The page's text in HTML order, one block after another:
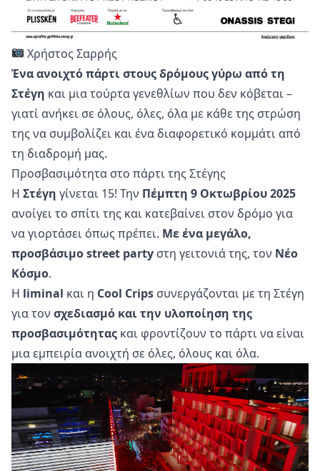
Χρήστος Σαρρής
Ένα ανοιχτό πάρτι στους δρόμους γύρω από τη
Στέγη και μια τούρτα γενεθλίων που δεν κόβεται –
γιατί ανήκει σε όλους, όλες, όλα με κάθε της στρώση
της να συμβολίζει και ένα διαφορετικό κομμάτι από
τη διαδρομή μας.
Προσβασιμότητα στο πάρτι της Στέγης
Η Στέγη γίνεται 15! Την Πέμπτη 9 Οκτωβρίου 2025
ανοίγει το σπίτι της και κατεβαίνει στον δρόμο για
να γιορτάσει όπως πρέπει. Μεένα μεγάλο,
προσβάσιμο street party στη γειτονιά της, τον Νέο
Κόσμο.
Η liminal και η Cool Crips συνεργάζονται με τη Στέγη
για τον σχεδιασμό και την υλοποίηση της
προσβασιμότητας και φροντίζουν το πάρτι να είναι
μια εμπειρία ανοιχτή σε όλες, όλους και όλα.